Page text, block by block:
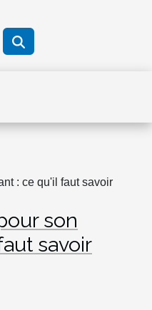
: ce qu'il faut savoir
son
savoir